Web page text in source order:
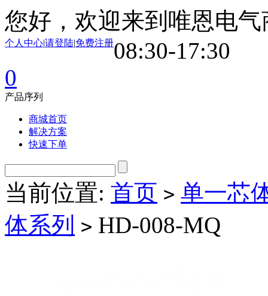
您好，欢迎来到唯恩电气
08:30-17:30
个人中心|请登陆|免费注册
0
产品序列
商城首页
解决方案
快速下单
当前位置: 首页 > 单一芯
体系列 > HD-008-MQ